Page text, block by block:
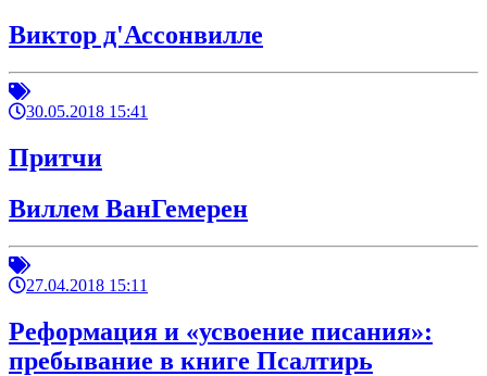
Виктор д'Ассонвилле
30.05.2018 15:41
Притчи
Виллем ВанГемерен
27.04.2018 15:11
Реформация и «усвоение писания»:
пребывание в книге Псалтирь